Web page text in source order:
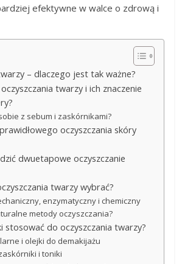
efektywne w walce o zdrową i
– dlaczego jest tak ważne?
twarzy i ich znaczenie
z sebum i zaskórnikami?
oczyszczania skóry
dwuetapowe oczyszczanie
twarzy wybrać?
enzymatyczny i chemiczny
metody oczyszczania?
stosować do oczyszczania twarzy?
i olejki do demakijażu
i toniki